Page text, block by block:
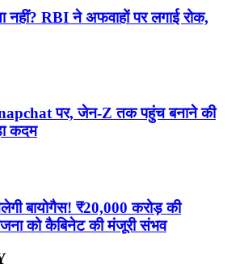
नहीं? RBI ने अफवाहों पर लगाई रोक,
पर, जेन-Z तक पहुंच बनाने की
कदम
बायोगैस! ₹20,000 करोड़ की
को कैबिनेट की मंजूरी संभव